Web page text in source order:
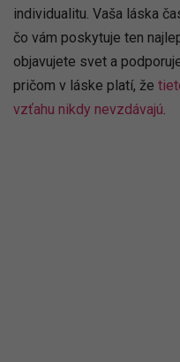
individualitu. Vaša láska
čo vám poskytuje ten
objavujete svet a
pričom v láske platí, že
vzťahu nikdy nevzdávajú.